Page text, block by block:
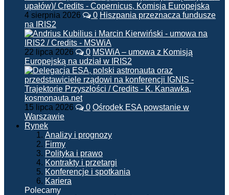
4 sierpnia 2026 0 Hiszpania przeznacza fundusze
na IRIS2
22 lipca 2026 0 MSWiA – umowa z Komisją
Europejską na udział w IRIS2
15 lipca 2026 0 Ośrodek ESA powstanie w
Warszawie
Rynek
Analizy i prognozy
Firmy
Polityka i prawo
Kontrakty i przetargi
Konferencje i spotkania
Kariera
Polecamy